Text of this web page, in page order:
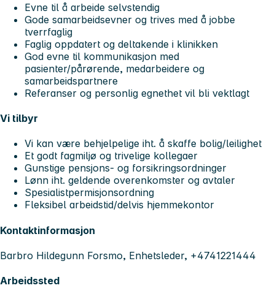
Evne til å arbeide selvstendig
Gode samarbeidsevner og trives med å jobbe
tverrfaglig
Faglig oppdatert og deltakende i klinikken
God evne til kommunikasjon med
pasienter/pårørende, medarbeidere og
samarbeidspartnere
Referanser og personlig egnethet vil bli vektlagt
Vi tilbyr
Vi kan være behjelpelige iht. å skaffe bolig/leilighet
Et godt fagmiljø og trivelige kollegaer
Gunstige pensjons- og forsikringsordninger
Lønn iht. geldende overenkomster og avtaler
Spesialistpermisjonsordning
Fleksibel arbeidstid/delvis hjemmekontor
Kontaktinformasjon
Barbro Hildegunn Forsmo, Enhetsleder, +4741221444
Arbeidssted